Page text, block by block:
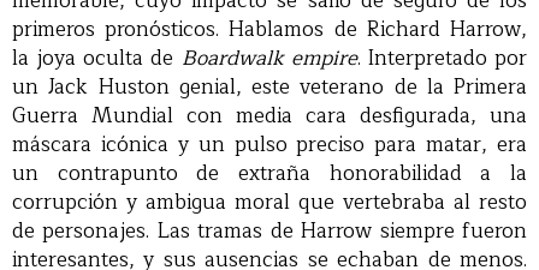
primeros pronósticos. Hablamos de Richard Harrow,
la joya oculta de Boardwalk empire. Interpretado por
un Jack Huston genial, este veterano de la Primera
Guerra Mundial con media cara desfigurada, una
máscara icónica y un pulso preciso para matar, era
un contrapunto de extraña honorabilidad a la
corrupción y ambigua moral que vertebraba al resto
de personajes. Las tramas de Harrow siempre fueron
interesantes, y sus ausencias se echaban de menos.